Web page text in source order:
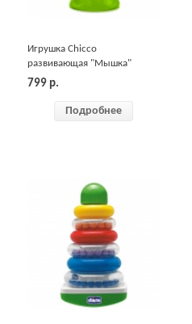
Игрушка Chicco
развивающая "Мышка"
799 р.
Подробнее